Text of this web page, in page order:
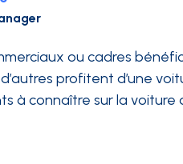
ou cadres
profitent d’une
à connaître sur la